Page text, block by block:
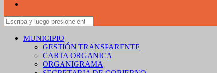
MUNICIPIO
GESTIÓN TRANSPARENTE
CARTA ORGANICA
ORGANIGRAMA